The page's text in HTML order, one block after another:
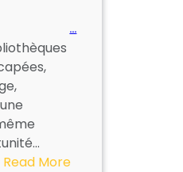
…
Read More: